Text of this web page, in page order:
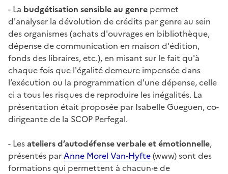
- La budgétisation sensible au genre permet
d'analyser la dévolution de crédits par genre au sein
des organismes (achats d'ouvrages en bibliothèque,
dépense de communication en maison d'édition,
fonds des libraires, etc.), en misant sur le fait qu'à
chaque fois que l'égalité demeure impensée dans
l’exécution ou la programmation d'une dépense, celle
ci a tous les risques de reproduire les inégalités. La
présentation était proposée par Isabelle Gueguen, co-
dirigeante de la SCOP Perfegal.
- Lesateliers d’autodéfense verbale et émotionnelle,
présentés parAnne Morel Van-Hyfte(www) sont des
formations qui permettent à chacun·e de